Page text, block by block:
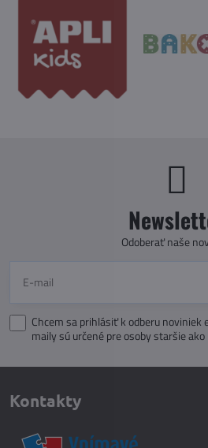
Odoberať naše
Chcem sa prihlásiť k odberu
maily sú určené pre osoby staršie
Kontakty